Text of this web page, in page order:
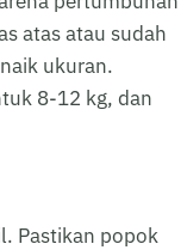
atas atau sudah
ukuran.
8-12 kg, dan
Pastikan popok